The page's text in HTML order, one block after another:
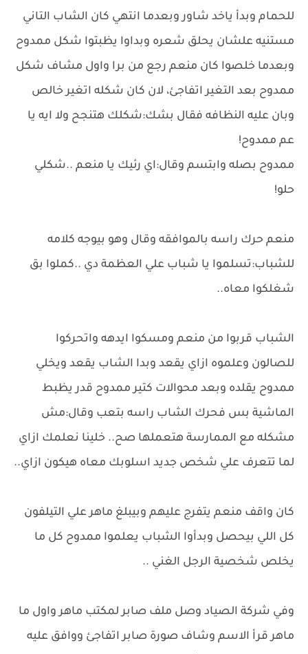
للحمام وبدأ ياخد شاور وبعدما انتهي كان الشاب التاني
مستنيه علشان يحلق شعره وبداوا يظبتوا شكل ممدوح
وبعدما خلصوا كان منعم رجع من برا واول مشاف شكل
ممدوح بعد التغير اتفاجئ، لان كان شكله اتغير خالص
وبان عليه النظافه فقال بشك:شكلك هتنجح ولا ايه يا
عم ممدوح!
ممدوح بصله وابتسم وقال:اي رئيك يا منعم ..شكلي
حلو!
منعم حرك راسه بالموافقه وقال وهو بيوجه كلامه
للشباب:تسلموا يا شباب علي العظمة دي ..كملوا بق
شغلكوا معاه..
الشباب قربوا من منعم ومسكوا ايدهه واتحركوا
للصالون وعلموه ازاي يقعد وبدا الشاب يقعد ويخلي
ممدوح يقلده وبعد محوالات كتير ممدوح قدر يظبط
الماشية بس فحرك الشاب راسه بتعب وقال:مش
مشكله مع الممارسة هتعملها صح.. خلينا نعلمك ازاي
لما تتعرف علي شخص جديد اسلوبك معاه هيكون ازاي..
كان واقف منعم يتفرج عليهم وبيبلغ ماهر علي التيلفون
كل اللي بيحصل وبدأوا الشباب يعلموا ممدوح كل ما
يخلص شخصية الرجل الغني ..
وفي شركة الصياد وصل ملف صابر لمكتب ماهر واول ما
ماهر قرأ الاسم وشاف صورة صابر اتفاجئ ووافق عليه